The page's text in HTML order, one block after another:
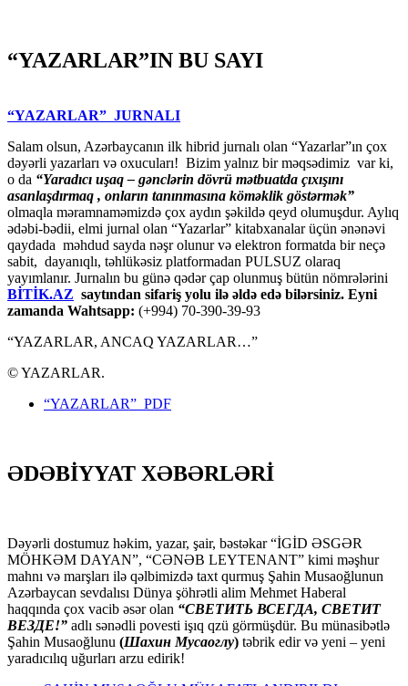
“YAZARLAR”IN BU SAYI
“YAZARLAR” JURNALI
Salam olsun, Azərbaycanın ilk hibrid jurnalı olan “Yazarlar”ın çox
dəyərli yazarları və oxucuları! Bizim yalnız bir məqsədimiz var ki,
o da “Yaradıcı uşaq – gәnclәrin dövrü mәtbuatda çıxışını
asanlaşdırmaq , onların tanınmasına kömәklik göstәrmәk”
olmaqla məramnaməmizdə çox aydın şəkildə qeyd olumuşdur. Aylıq
ədəbi-bədii, elmi jurnal olan “Yazarlar” kitabxanalar üçün ənənəvi
qaydada məhdud sayda nəşr olunur və elektron formatda bir neçə
sabit, dayanıqlı, təhlükəsiz platformadan PULSUZ olaraq
yayımlanır. Jurnalın bu günə qədər çap olunmuş bütün nömrələrini
BİTİK.AZ saytından sifariş yolu ilə əldə edə bilərsiniz. Eyni
zamanda Wahtsapp: (+994) 70-390-39-93
“YAZARLAR, ANCAQ YAZARLAR…”
© YAZARLAR.
“YAZARLAR” PDF
ƏDƏBİYYAT XƏBƏRLƏRİ
Dəyərli dostumuz həkim, yazar, şair, bəstəkar “İGİD ƏSGƏR
MÖHKƏM DAYAN”, “CƏNƏB LEYTENANT” kimi məşhur
mahnı və marşları ilə qəlbimizdə taxt qurmuş Şahin Musaoğlunun
Azərbaycan sevdalısı Dünya şöhrətli alim Mehmet Haberal
haqqında çox vacib əsər olan “СВЕТИТЬ ВСЕГДА, СВЕТИТ
ВЕЗДЕ!” adlı sənədli povesti işıq qzü görmüşdür. Bu münasibətlə
Şahin Musaoğlunu (Шахин Мусаоглу) təbrik edir və yeni – yeni
yaradıcılıq uğurları arzu edirik!